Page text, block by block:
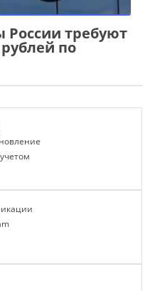
России требуют
по